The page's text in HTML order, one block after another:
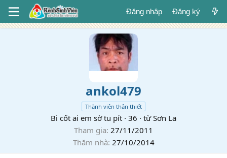
Đăng nhập Đăng ký
ankol479
Thành viên thân thiết
Bi cốt ai em sờ tu pít · 36 · từSơn La
Tham gia 27/11/2011
Thăm nhà 27/10/2014